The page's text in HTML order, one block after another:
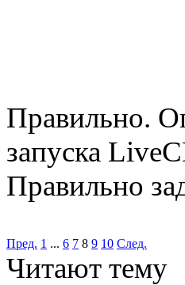
Правильно.
запуска
Правильно
Пред. 1 ... 6 7 8 9 10 След.
Читают тему